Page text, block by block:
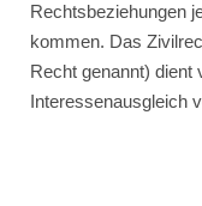
Rechtsbeziehungen
kommen. Das
Recht genannt) dient
Interessenausgleich